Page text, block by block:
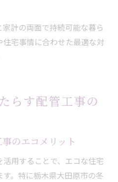
計の両面で持続可能な暮ら
住宅事情に合わせた最適な対
らす配管工事の
のエコメリット
用することで、エコな住宅
。特に栃木県大田原市の冬